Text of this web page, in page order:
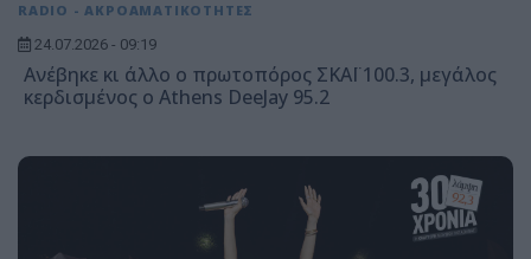
RADIO - ΑΚΡΟΑΜΑΤΙΚΟΤΗΤΕΣ
24.07.2026 - 09:19
Ανέβηκε κι άλλο ο πρωτοπόρος ΣΚΑΪ 100.3, μεγάλος
κερδισμένος ο Athens DeeJay 95.2